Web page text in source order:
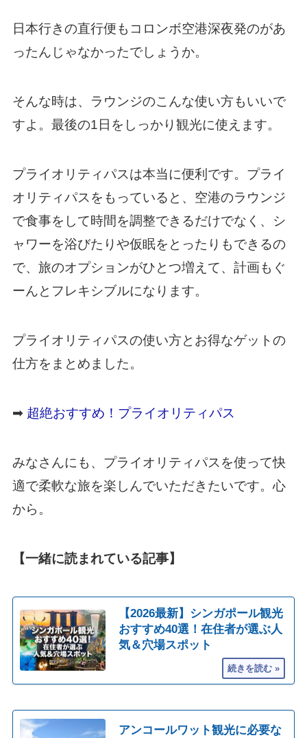
日本行きの直行便もコロンボ空港深夜発のがあ
ったんじゃなかったでしょうか。
そんな時は、ラウンジのこんな使い方もいいで
すよ。最後の1日をしっかり観光に使えます。
プライオリティパスは本当に便利です。プライ
オリティパスをもっていると、空港のラウンジ
で食事をして時間を調整できるだけでなく、シ
ャワーを浴びたりや仮眠をとったりもできるの
で、旅のオプションがひとつ増えて、計画もぐ
ーんとフレキシブルになります。
プライオリティパスの使い方とお得なゲットの
仕方をまとめました。
➡ 超絶おすすめ！プライオリティパス
みなさんにも、プライオリティパスを使って快
適で柔軟な旅を楽しんでいただきたいです。心
から。
【一緒に読まれている記事】
【2026最新】シンガポール観光
おすすめ40選！在住者が選ぶ人
気＆穴場スポット
アンコールワット観光に必要な